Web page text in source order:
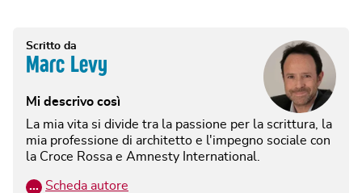
Scritto da
Marc Levy
Mi descrivo così
La mia vita si divide tra la passione per la scrittura, la
mia professione di architetto e l'impegno sociale con
la Croce Rossa e Amnesty International.
… Scheda autore